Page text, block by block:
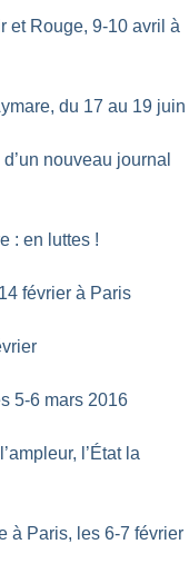
et Rouge, 9-10 avril à
du 17 au 19 juin
nouveau journal
: en luttes !
février à Paris
5-6 mars 2016
l’État la
à Paris, les 6-7 février